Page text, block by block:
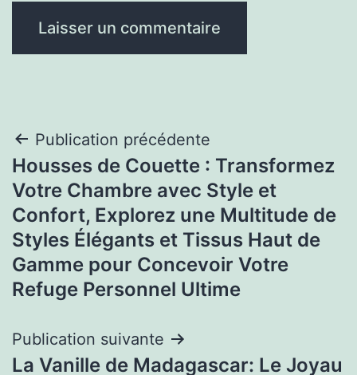
Navigation
de
l’article
Publication précédente
Housses de Couette : Transformez
Votre Chambre avec Style et
Confort, Explorez une Multitude de
Styles Élégants et Tissus Haut de
Gamme pour Concevoir Votre
Refuge Personnel Ultime
Publication suivante
La Vanille de Madagascar: Le Joyau